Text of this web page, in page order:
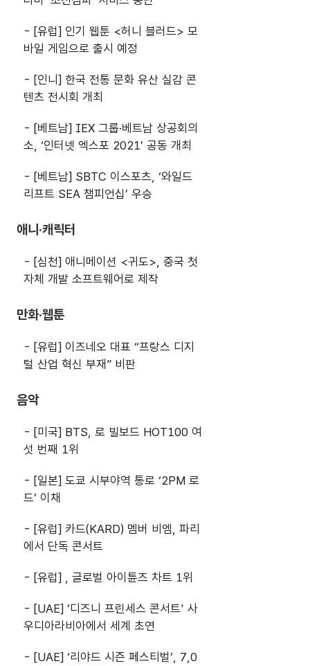
- [유럽] 인기 웹툰 <허니 블러드> 모
바일 게임으로 출시 예정
- [인니] 한국 전통 문화 유산 실감 콘
텐츠 전시회 개최
- [베트남] IEX 그룹·베트남 상공회의
소, ‘인터넷 엑스포 2021’ 공동 개최
- [베트남] SBTC 이스포츠, ‘와일드
리프트 SEA 챔피언십’ 우승
애니·캐릭터
- [심천] 애니메이션 <귀도>, 중국 첫
자체 개발 소프트웨어로 제작
만화·웹툰
- [유럽] 이즈네오 대표 “프랑스 디지
털 산업 혁신 부재” 비판
음악
- [미국] BTS,로 빌보드 HOT100 여
섯 번째 1위
- [일본] 도쿄 시부야역 통로 ‘2PM 로
드’ 이채
- [유럽] 카드(KARD) 멤버 비엠, 파리
에서 단독 콘서트
- [유럽] , 글로벌 아이튠즈 차트 1위
- [UAE] ‘디즈니 프린세스 콘서트' 사
우디아라비아에서 세계 초연
- [UAE] ‘리야드 시즌 페스티벌’, 7,0